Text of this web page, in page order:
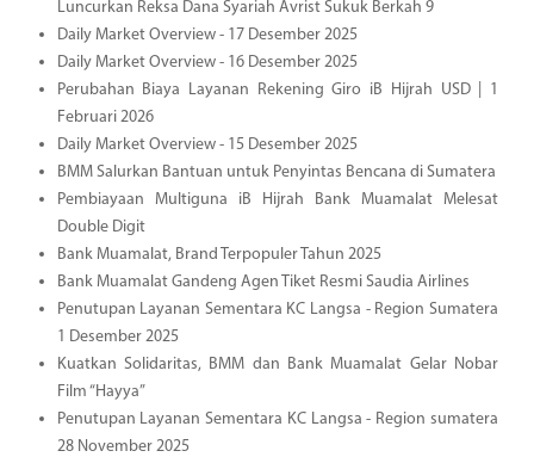
Luncurkan Reksa Dana Syariah Avrist Sukuk Berkah 9
Daily Market Overview - 17 Desember 2025
Daily Market Overview - 16 Desember 2025
Perubahan Biaya Layanan Rekening Giro iB Hijrah USD | 1
Februari 2026
Daily Market Overview - 15 Desember 2025
BMM Salurkan Bantuan untuk Penyintas Bencana di Sumatera
Pembiayaan Multiguna iB Hijrah Bank Muamalat Melesat
Double Digit
Bank Muamalat, Brand Terpopuler Tahun 2025
Bank Muamalat Gandeng Agen Tiket Resmi Saudia Airlines
Penutupan Layanan Sementara KC Langsa - Region Sumatera
1 Desember 2025
Kuatkan Solidaritas, BMM dan Bank Muamalat Gelar Nobar
Film “Hayya”
Penutupan Layanan Sementara KC Langsa - Region sumatera
28 November 2025